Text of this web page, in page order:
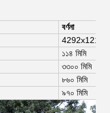
বর্ণনা
১১৪ মিমি
৩৩০০ মিমি
৮৬০ মিমি
৯৭০ মিমি